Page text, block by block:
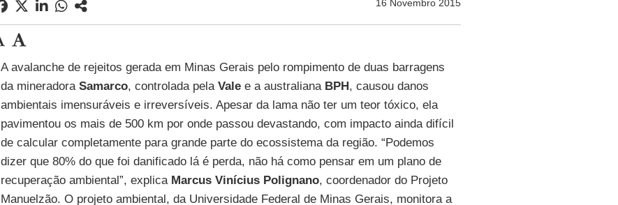
16 Novembro 2015
A avalanche de rejeitos gerada em Minas Gerais pelo rompimento de duas barragens
da mineradora Samarco, controlada pela Valee a australiana BPH, causou danos
ambientais imensuráveis e irreversíveis. Apesar da lama não ter um teor tóxico, ela
pavimentou os mais de 500 km por onde passou devastando, com impacto ainda difícil
de calcular completamente para grande parte do ecossistema da região. “Podemos
dizer que 80% do que foi danificado lá é perda, não há como pensar em um plano de
recuperação ambiental”, explica Marcus Vinícius Polignano, coordenador do Projeto
Manuelzão. O projeto ambiental, da Universidade Federal de Minas Gerais, monitora a